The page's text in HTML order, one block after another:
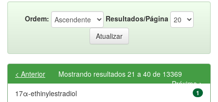
Ordem: Resultados/Página
Mostrando resultados 21 a 40 de 13369
< Anterior
Próximo >
17α-ethinylestradiol
1